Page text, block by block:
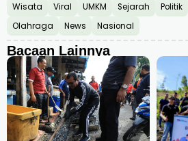
Wisata Viral UMKM Sejarah Politik
Olahraga
News Nasional
Bacaan Lainnya